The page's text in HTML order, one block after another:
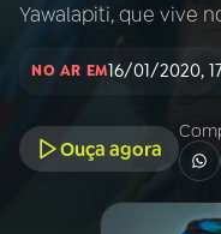
01INÍCIO
Yawalapiti, que vive
NO AR EM16/01/2020,
Ouça agora